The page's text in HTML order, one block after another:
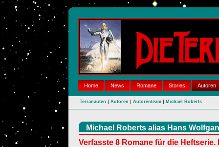
Home News Romane Stories Autoren
Terranauten | Autoren | Autorenteam | Michael Roberts
Michael Roberts alias Hans
Verfasste 8 Romane für die